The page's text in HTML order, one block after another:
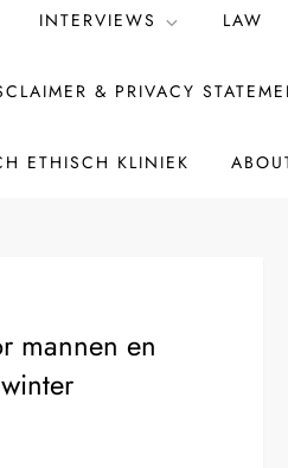
INTERVIEWS LAW
& PRIVACY
ETHISCH KLINIEK
mannen en